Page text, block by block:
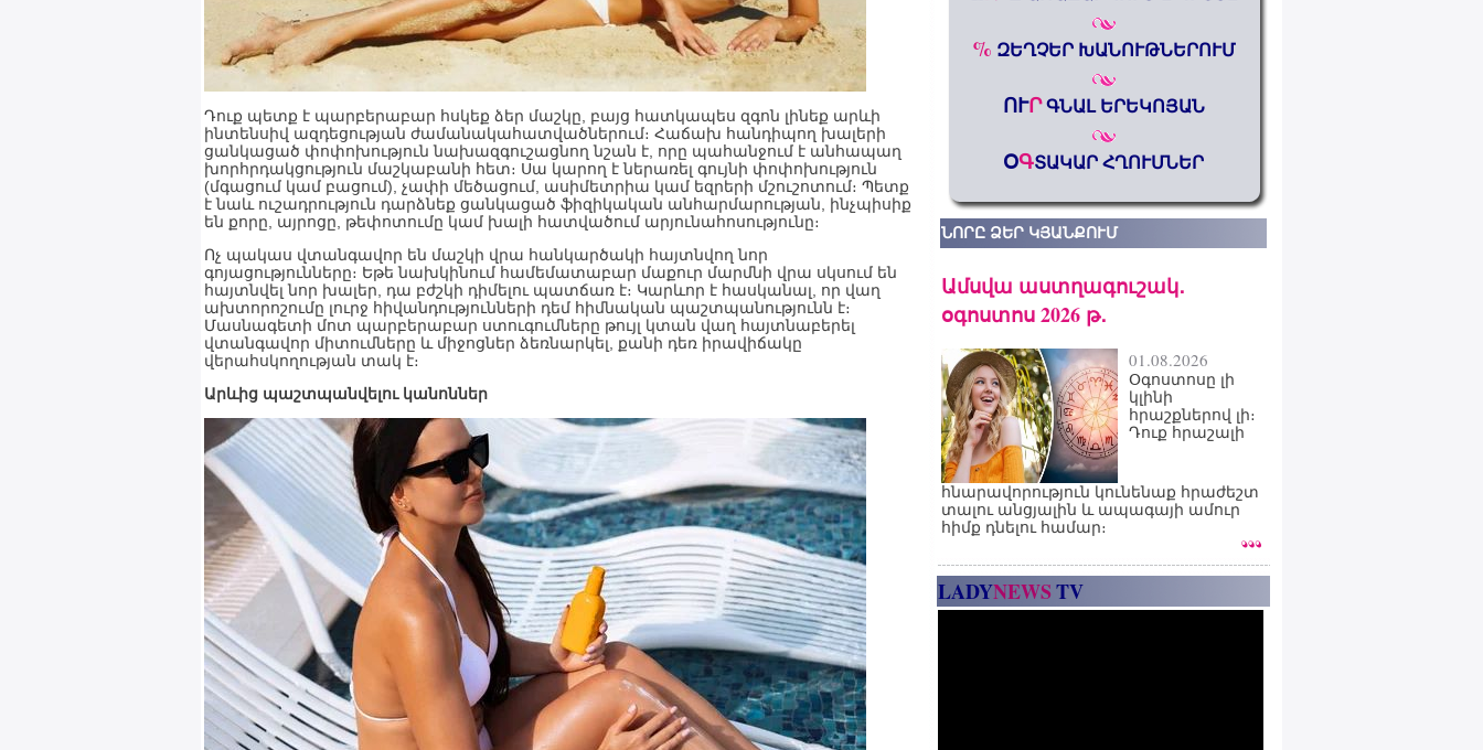
Դուք պետք է պարբերաբար հսկեք ձեր մաշկը, բայց հատկապես զգոն լինեք արևի
ինտենսիվ ազդեցության ժամանակահատվածներում։ Հաճախ հանդիպող խալերի
ցանկացած փոփոխություն նախազգուշացնող նշան է, որը պահանջում է անհապաղ
խորհրդակցություն մաշկաբանի հետ։ Սա կարող է ներառել գույնի փոփոխություն
(մգացում կամ բացում), չափի մեծացում, ասիմետրիա կամ եզրերի մշուշոտում։ Պետք
է նաև ուշադրություն դարձնեք ցանկացած ֆիզիկական անհարմարության, ինչպիսիք
են քորը, այրոցը, թեփոտումը կամ խալի հատվածում արյունահոսությունը։
Ոչ պակաս վտանգավոր են մաշկի վրա հանկարծակի հայտնվող նոր
գոյացությունները։ Եթե նախկինում համեմատաբար մաքուր մարմնի վրա սկսում են
հայտնվել նոր խալեր, դա բժշկի դիմելու պատճառ է։ Կարևոր է հասկանալ, որ վաղ
ախտորոշումը լուրջ հիվանդությունների դեմ հիմնական պաշտպանությունն է։
Մասնագետի մոտ պարբերաբար ստուգումները թույլ կտան վաղ հայտնաբերել
վտանգավոր միտումները և միջոցներ ձեռնարկել, քանի դեռ իրավիճակը
վերահսկողության տակ է։
Արևից պաշտպանվելու կանոններ
% ԶԵՂՉԵՐ ԽԱՆՈՒԹՆԵՐՈՒՄ
ՈՒՐԳՆԱԼ ԵՐԵԿՈՅԱՆ
ՕԳՏԱԿԱՐ ՀՂՈՒՄՆԵՐ
ՆՈՐԸ ՁԵՐ ԿՅԱՆՔՈՒՄ
Ամսվա աստղագուշակ․
օգոստոս 2026 թ․
01.08.2026
Օգոստոսը լի
կլինի
հրաշքներով լի։
Դուք հրաշալի
հնարավորություն կունենաք հրաժեշտ
տալու անցյալին և ապագայի ամուր
հիմք դնելու համար։
LADYNEWSTV